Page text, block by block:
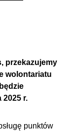
przekazujemy
wolontariatu
2025 r.
punktów